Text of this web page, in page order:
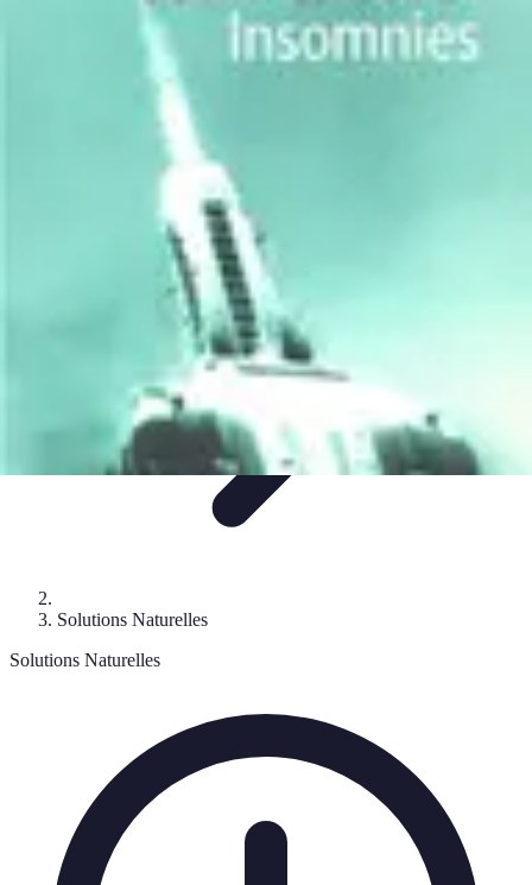
Solutions Insomnie
Pratiques de Méditation
Méditation et
Plantes MédicinalesComprendre l'Insomnie
Solutions Insomnie
Solutions Naturelles
Solutions Naturelles